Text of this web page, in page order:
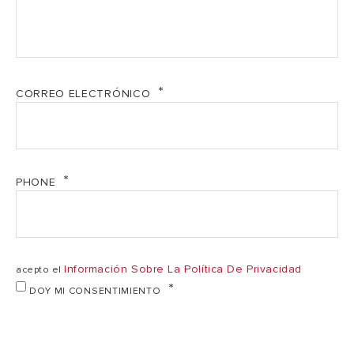
IP
ducha (T=450C) **
46'
CORREO ELECTRÓNICO
PHONE
acepto el Información Sobre La Política De Privacidad
DOY MI CONSENTIMIENTO